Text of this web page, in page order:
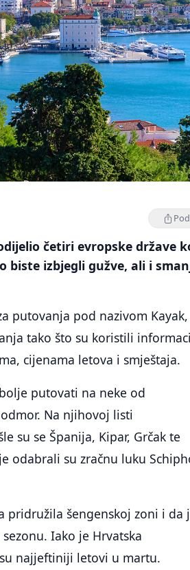
četiri evropske države
biste izbjegli gužve, ali i
putovanja pod nazivom Kayak,
tako što su koristili
cijenama letova i smještaja.
putovati na neke od
Na njihovoj listi
su se Španija, Kipar, Grčak te
odabrali su zračnu luku
pridružila šengenskoj zoni i da
Iako je Hrvatska
najjeftiniji letovi u martu.